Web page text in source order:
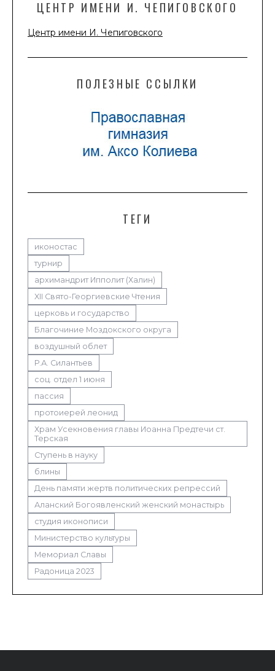
ЦЕНТР ИМЕНИ И. ЧЕПИГОВСКОГО
Центр имени И. Чепиговского
ПОЛЕЗНЫЕ ССЫЛКИ
ТЕГИ
иконостас
турнир
архимандрит Ипполит (Халин)
XII Свято-Георгиевские Чтения
церковь и государство
Благочиние Моздокского округа
воздушный облет
Р.А. Силантьев
соц. отдел 1 июня
пассия
протоиерей леонид
Храм Усекновения главы Иоанна Предтечи ст.
Терская
Ступень в науку
блины
День памяти жертв политических репрессий
Аланский Богоявленский женский монастырь
студия иконописи
Министерство культуры
Мемориал Славы
Радоница 2023